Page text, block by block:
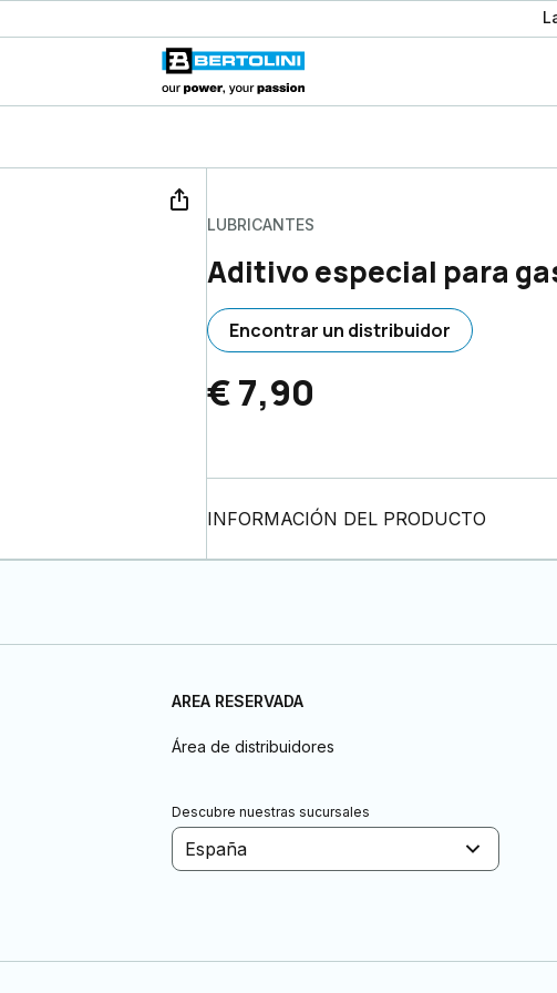
LUBRICANTES
Aditivo especial para
Encontrar un distribuidor
€ 7,90
INFORMACIÓN DEL PRODUCTO
AREA RESERVADA
Área de distribuidores
Descubre nuestras sucursales
España